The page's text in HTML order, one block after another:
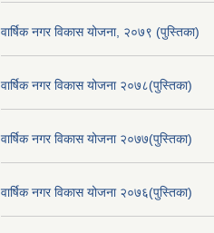
वार्षिक नगर विकास योजना, २०७९ (पुस्तिका)
वार्षिक नगर विकास योजना २०७८(पुस्तिका)
वार्षिक नगर विकास योजना २०७७(पुस्तिका)
वार्षिक नगर विकास योजना २०७६(पुस्तिका)